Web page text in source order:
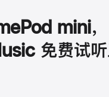
mini，
免费试